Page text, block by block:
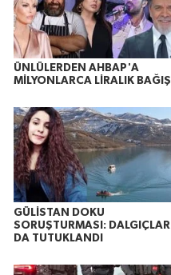
ÜNLÜLERDEN AHBAP'A
MİLYONLARCA LİRALIK BAĞIŞ
GÜLİSTAN DOKU
SORUŞTURMASI: DALGIÇLAR
DA TUTUKLANDI